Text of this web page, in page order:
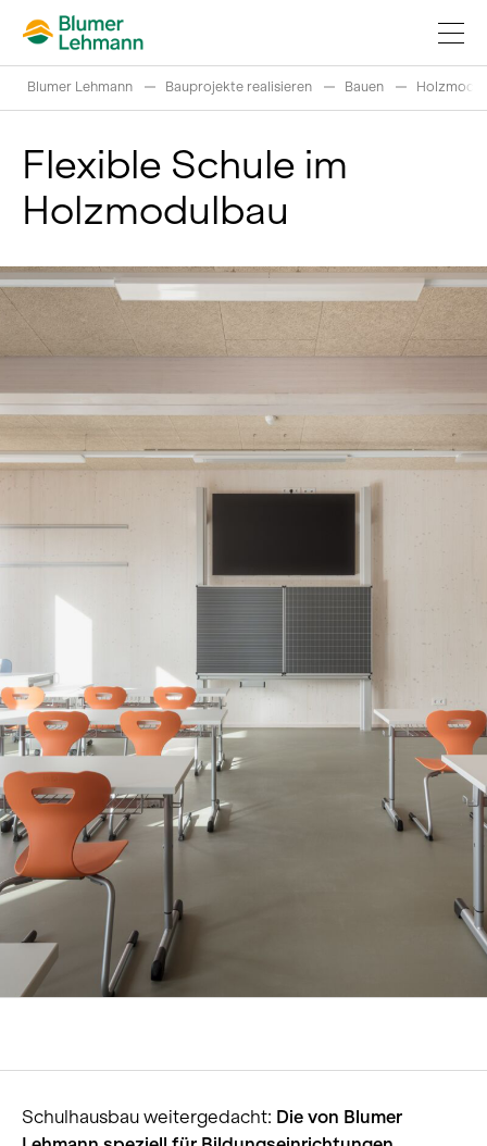
Bauprojekte realisieren
Produkte kaufen
Referenzen
Faszination Holz
Schweizer Rundholz
Über uns
Karriere
News und Medien
Suche
Deutsch
Blumer Lehmann Bauprojekte realisieren Bauen
Flexible Schule im
Holzmodulbau
Schulhausbau weitergedacht: Die von Blumer